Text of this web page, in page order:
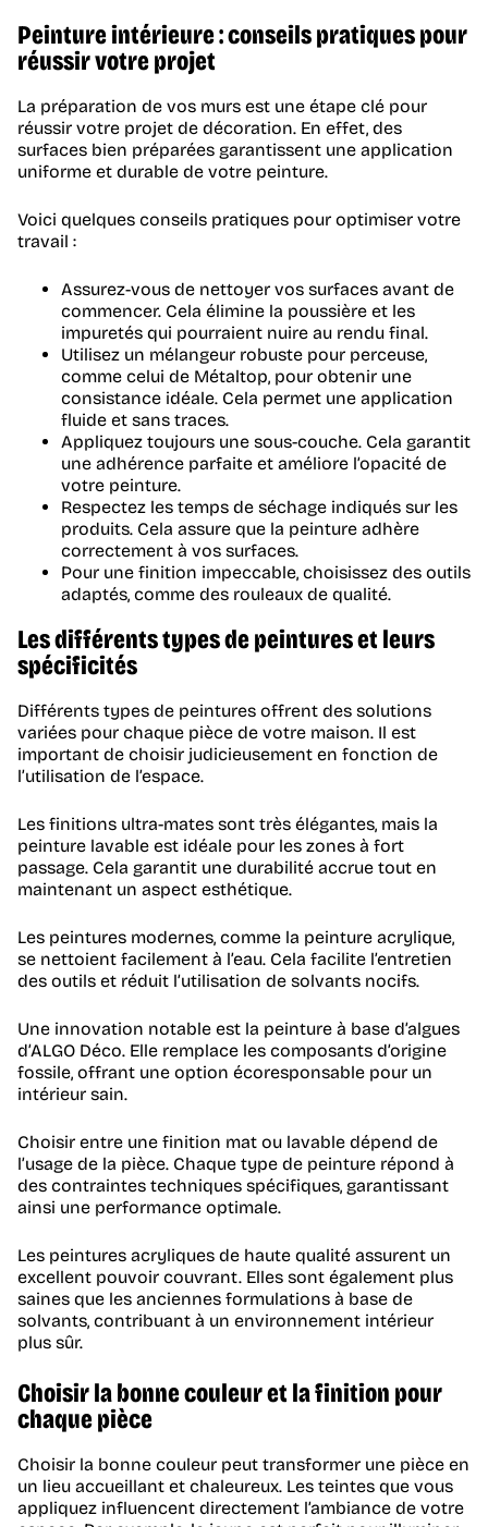
Peinture intérieure : conseils pratiques pour
réussir votre projet
La préparation de vos murs est une étape clé pour
réussir votre projet de décoration. En effet, des
surfaces bien préparées garantissent une application
uniforme et durable de votre peinture.
Voici quelques conseils pratiques pour optimiser votre
travail :
Assurez-vous de nettoyer vos surfaces avant de
commencer. Cela élimine la poussière et les
impuretés qui pourraient nuire au rendu final.
Utilisez un mélangeur robuste pour perceuse,
comme celui de Métaltop, pour obtenir une
consistance idéale. Cela permet une application
fluide et sans traces.
Appliquez toujours une sous-couche. Cela garantit
une adhérence parfaite et améliore l’opacité de
votre peinture.
Respectez les temps de séchage indiqués sur les
produits. Cela assure que la peinture adhère
correctement à vos surfaces.
Pour une finition impeccable, choisissez des outils
adaptés, comme des rouleaux de qualité.
Les différents types de peintures et leurs
spécificités
Différents types de peintures offrent des solutions
variées pour chaque pièce de votre maison. Il est
important de choisir judicieusement en fonction de
l’utilisation de l’espace.
Les finitions ultra-mates sont très élégantes, mais la
peinture lavable est idéale pour les zones à fort
passage. Cela garantit une durabilité accrue tout en
maintenant un aspect esthétique.
Les peintures modernes, comme la peinture acrylique,
se nettoient facilement à l’eau. Cela facilite l’entretien
des outils et réduit l’utilisation de solvants nocifs.
Une innovation notable est la peinture à base d’algues
d’ALGO Déco. Elle remplace les composants d’origine
fossile, offrant une option écoresponsable pour un
intérieur sain.
Choisir entre une finition mat ou lavable dépend de
l’usage de la pièce. Chaque type de peinture répond à
des contraintes techniques spécifiques, garantissant
ainsi une performance optimale.
Les peintures acryliques de haute qualité assurent un
excellent pouvoir couvrant. Elles sont également plus
saines que les anciennes formulations à base de
solvants, contribuant à un environnement intérieur
plus sûr.
Choisir la bonne couleur et la finition pour
chaque pièce
Choisir la bonne couleur peut transformer une pièce en
un lieu accueillant et chaleureux. Les teintes que vous
appliquez influencent directement l’ambiance de votre